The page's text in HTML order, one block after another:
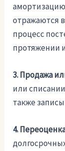
отражаются
процесс
протяжении
3. Продажа
или
также
4.